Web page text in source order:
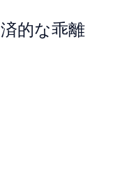
的な乖離